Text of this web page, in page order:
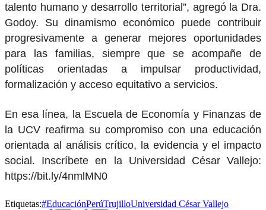
talento humano y desarrollo territorial”, agregó la Dra.
Godoy. Su dinamismo económico puede contribuir
progresivamente a generar mejores oportunidades
para las familias, siempre que se acompañe de
políticas orientadas a impulsar productividad,
formalización y acceso equitativo a servicios.
En esa línea, la Escuela de Economía y Finanzas de
la UCV reafirma su compromiso con una educación
orientada al análisis crítico, la evidencia y el impacto
social. Inscríbete en la Universidad César Vallejo:
https://bit.ly/4nmlMN0
Etiquetas:#EducaciónPerúTrujilloUniversidad César Vallejo